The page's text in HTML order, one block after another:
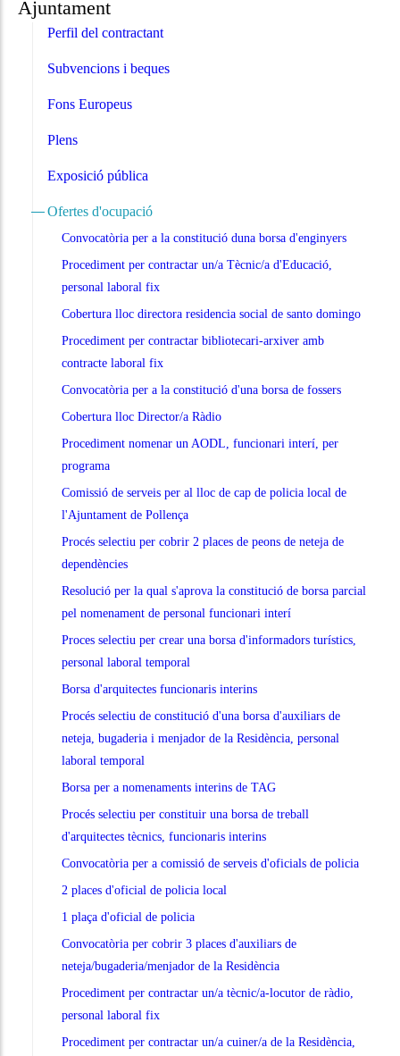
Ajuntament
Perfil del contractant
Subvencions i beques
Fons Europeus
Plens
Exposició pública
Ofertes d'ocupació
Convocatòria per a la constitució duna borsa d'enginyers
Procediment per contractar un/a Tècnic/a d'Educació,
personal laboral fix
Cobertura lloc directora residencia social de santo domingo
Procediment per contractar bibliotecari-arxiver amb
contracte laboral fix
Convocatòria per a la constitució d'una borsa de fossers
Cobertura lloc Director/a Ràdio
Procediment nomenar un AODL, funcionari interí, per
programa
Comissió de serveis per al lloc de cap de policia local de
l'Ajuntament de Pollença
Procés selectiu per cobrir 2 places de peons de neteja de
dependències
Resolució per la qual s'aprova la constitució de borsa parcial
pel nomenament de personal funcionari interí
Proces selectiu per crear una borsa d'informadors turístics,
personal laboral temporal
Borsa d'arquitectes funcionaris interins
Procés selectiu de constitució d'una borsa d'auxiliars de
neteja, bugaderia i menjador de la Residència, personal
laboral temporal
Borsa per a nomenaments interins de TAG
Procés selectiu per constituir una borsa de treball
d'arquitectes tècnics, funcionaris interins
Convocatòria per a comissió de serveis d'oficials de policia
2 places d'oficial de policia local
1 plaça d'oficial de policia
Convocatòria per cobrir 3 places d'auxiliars de
neteja/bugaderia/menjador de la Residència
Procediment per contractar un/a tècnic/a-locutor de ràdio,
personal laboral fix
Procediment per contractar un/a cuiner/a de la Residència,